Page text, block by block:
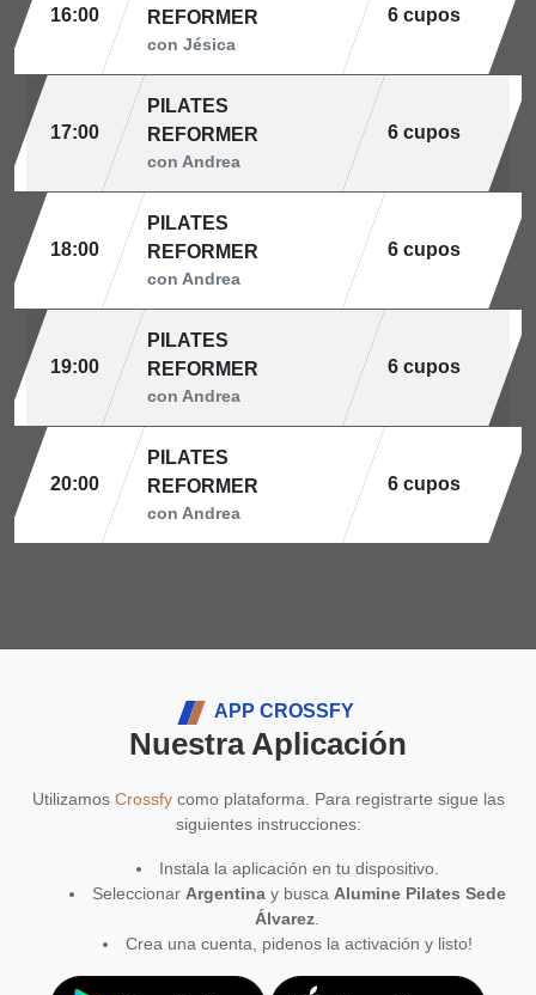
16:00
REFORMER
con Jésica
6 cupos
17:00
PILATES
REFORMER
con Andrea
6 cupos
18:00
PILATES
REFORMER
con Andrea
6 cupos
19:00
PILATES
REFORMER
con Andrea
6 cupos
20:00
PILATES
REFORMER
con Andrea
6 cupos
APP CROSSFY
Nuestra Aplicación
Utilizamos Crossfycomo plataforma. Para registrarte sigue las
siguientes instrucciones:
Instala la aplicación en tu dispositivo.
Seleccionar Argentinay busca Alumine Pilates Sede
Álvarez
Crea una cuenta, pidenos la activación y listo!